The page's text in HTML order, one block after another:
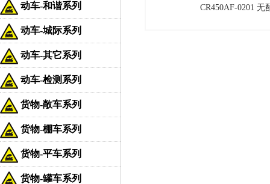
动车-和谐系列
动车-城际系列
动车-其它系列
动车-检测系列
货物-敞车系列
货物-棚车系列
货物-平车系列
货物-罐车系列
CR450AF-0201 无